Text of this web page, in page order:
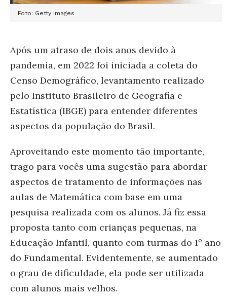
Foto: Getty Images
Após um atraso de dois anos devido à
pandemia, em 2022 foi iniciada a coleta do
Censo Demográfico, levantamento realizado
pelo Instituto Brasileiro de Geografia e
Estatística (IBGE) para entender diferentes
aspectos da população do Brasil.
Aproveitando este momento tão importante,
trago para vocês uma sugestão para abordar
aspectos de tratamento de informações nas
aulas de Matemática com base em uma
pesquisa realizada com os alunos. Já fiz essa
proposta tanto com crianças pequenas, na
Educação Infantil, quanto com turmas do 1º ano
do Fundamental. Evidentemente, se aumentado
o grau de dificuldade, ela pode ser utilizada
com alunos mais velhos.